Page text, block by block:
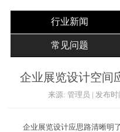
行业新闻
常见问题
企业展览设计空间
来源: 管理员 | 发布
企业展览设计应思路清晰明了